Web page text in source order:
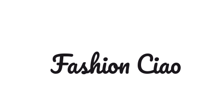
Fashion Ciao